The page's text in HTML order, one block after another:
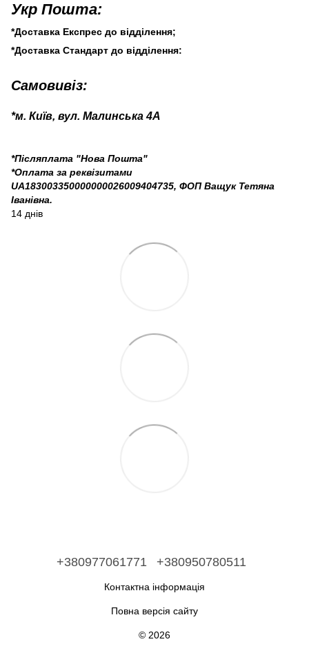
Укр Пошта:
*Доставка Експрес до відділення;
*Доставка Стандарт до відділення:
Самовивіз:
*м. Київ, вул. Малинська 4А
*Післяплата "Нова Пошта"
*Оплата за реквізитами
UA183003350000000026009404735, ФОП Ващук Тетяна
Іванівна.
14 днів
+380977061771 +380950780511
Контактна інформація
Повна версія сайту
© 2026